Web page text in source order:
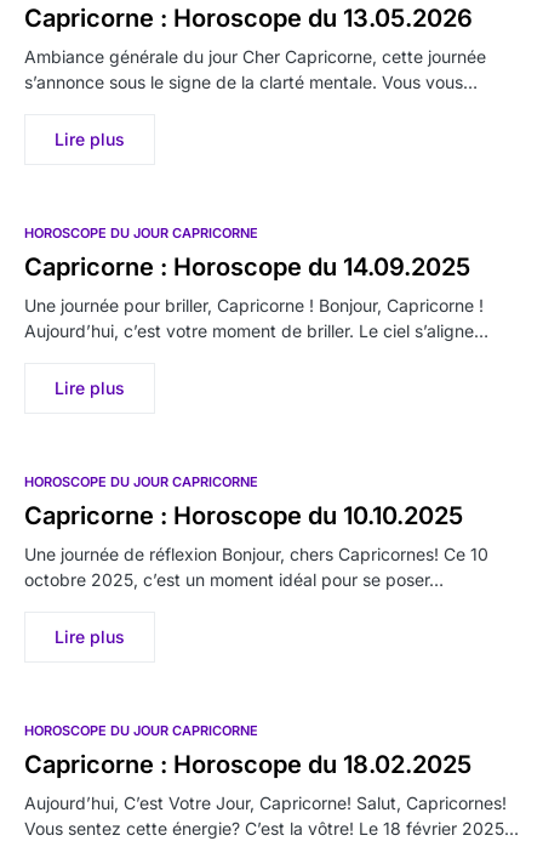
Capricorne : Horoscope du 13.05.2026
Ambiance générale du jour Cher Capricorne, cette journée
s’annonce sous le signe de la clarté mentale. Vous vous…
Lire plus
HOROSCOPE DU JOUR CAPRICORNE
Capricorne : Horoscope du 14.09.2025
Une journée pour briller, Capricorne ! Bonjour, Capricorne !
Aujourd’hui, c’est votre moment de briller. Le ciel s’aligne…
Lire plus
HOROSCOPE DU JOUR CAPRICORNE
Capricorne : Horoscope du 10.10.2025
Une journée de réflexion Bonjour, chers Capricornes! Ce 10
octobre 2025, c’est un moment idéal pour se poser…
Lire plus
HOROSCOPE DU JOUR CAPRICORNE
Capricorne : Horoscope du 18.02.2025
Aujourd’hui, C’est Votre Jour, Capricorne! Salut, Capricornes!
Vous sentez cette énergie? C’est la vôtre! Le 18 février 2025…